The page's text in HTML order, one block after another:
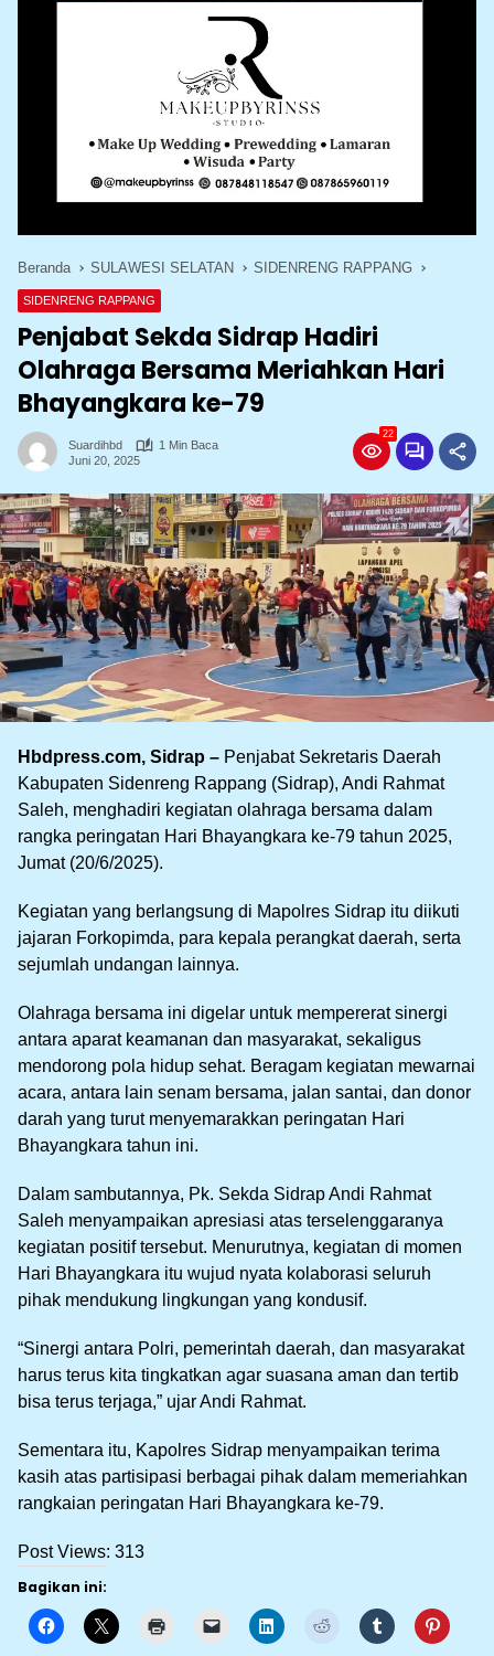
Beranda SULAWESI SELATAN SIDENRENG RAPPANG
SIDENRENG RAPPANG
Penjabat Sekda Sidrap Hadiri
Olahraga Bersama Meriahkan Hari
Bhayangkara ke-79
Suardihbd
1 Min Baca
Juni 20, 2025
22
Hbdpress.com, Sidrap – Penjabat Sekretaris Daerah
Kabupaten Sidenreng Rappang (Sidrap), Andi Rahmat
Saleh, menghadiri kegiatan olahraga bersama dalam
rangka peringatan Hari Bhayangkara ke-79 tahun 2025,
Jumat (20/6/2025).
Kegiatan yang berlangsung di Mapolres Sidrap itu diikuti
jajaran Forkopimda, para kepala perangkat daerah, serta
sejumlah undangan lainnya.
Olahraga bersama ini digelar untuk mempererat sinergi
antara aparat keamanan dan masyarakat, sekaligus
mendorong pola hidup sehat. Beragam kegiatan mewarnai
acara, antara lain senam bersama, jalan santai, dan donor
darah yang turut menyemarakkan peringatan Hari
Bhayangkara tahun ini.
Dalam sambutannya, Pk. Sekda Sidrap Andi Rahmat
Saleh menyampaikan apresiasi atas terselenggaranya
kegiatan positif tersebut. Menurutnya, kegiatan di momen
Hari Bhayangkara itu wujud nyata kolaborasi seluruh
pihak mendukung lingkungan yang kondusif.
“Sinergi antara Polri, pemerintah daerah, dan masyarakat
harus terus kita tingkatkan agar suasana aman dan tertib
bisa terus terjaga,” ujar Andi Rahmat.
Sementara itu, Kapolres Sidrap menyampaikan terima
kasih atas partisipasi berbagai pihak dalam memeriahkan
rangkaian peringatan Hari Bhayangkara ke-79.
Post Views: 313
Bagikan ini: